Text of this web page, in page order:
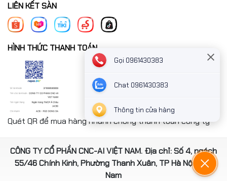
LIÊN KẾT SÀN
HÌNH THỨC THANH TOÁN
Quét QR để mua hàng nhanh chóng thanh toán công ty
CÔNG TY CỔ PHẦN CNC-AI VIỆT NAM. Địa chỉ: Số 4, ngách
55/46 Chính Kinh, Phường Thanh Xuân, TP Hà Nội, Việt
Nam
Gọi 0961430383
Chat 0961430383
Thông tin cửa hàng